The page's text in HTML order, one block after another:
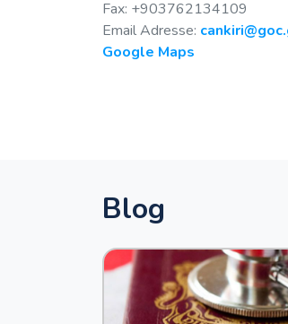
Fax: +903762134109
Email Adresse:
Google Maps
Blog